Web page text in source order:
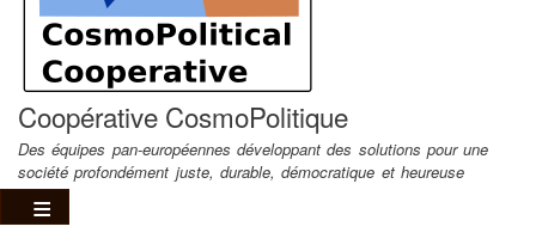
Coopérative CosmoPolitique
Des équipes pan-européennes développant des solutions pour une
société profondément juste, durable, démocratique et heureuse